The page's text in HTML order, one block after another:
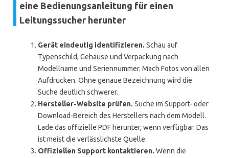
eine Bedienungsanleitung für einen
Leitungssucher herunter
Gerät eindeutig identifizieren. Schau auf
Typenschild, Gehäuse und Verpackung nach
Modellname und Seriennummer. Mach Fotos von allen
Aufdrucken. Ohne genaue Bezeichnung wird die
Suche deutlich schwerer.
Hersteller-Website prüfen. Suche im Support- oder
Download-Bereich des Herstellers nach dem Modell.
Lade das offizielle PDF herunter, wenn verfügbar. Das
ist meist die verlässlichste Quelle.
Offiziellen Support kontaktieren. Wenn die